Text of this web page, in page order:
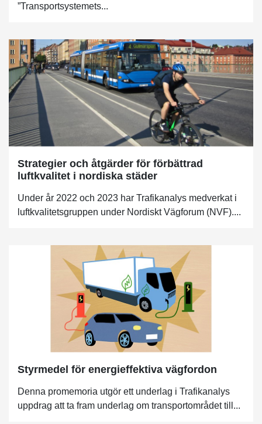
”Transportsystemets...
Strategier och åtgärder för förbättrad
luftkvalitet i nordiska städer
Under år 2022 och 2023 har Trafikanalys medverkat i
luftkvalitetsgruppen under Nordiskt Vägforum (NVF)....
Styrmedel för energieffektiva vägfordon
Denna promemoria utgör ett underlag i Trafikanalys
uppdrag att ta fram underlag om transportområdet till...